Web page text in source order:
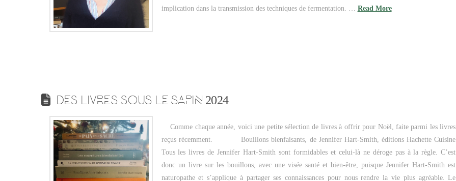
implication dans la transmission des techniques de fermentation. … Read More
DES LIVRES SOUS LE SAPIN 2024
Comme chaque année, voici une petite sélection de livres à offrir pour Noël, faite parmi les livres
reçus récemment. Bouillons bienfaisants, de Jennifer Hart-Smith, éditions Hachette Cuisine
Tous les livres de Jennifer Hart-Smith sont formidables et celui-là ne déroge pas à la règle. C’est
donc un livre sur les bouillons, avec une visée santé et bien-être, puisque Jennifer Hart-Smith est
naturopathe et s’applique à partager ses connaissances pour nous rendre la vie plus agréable. Le